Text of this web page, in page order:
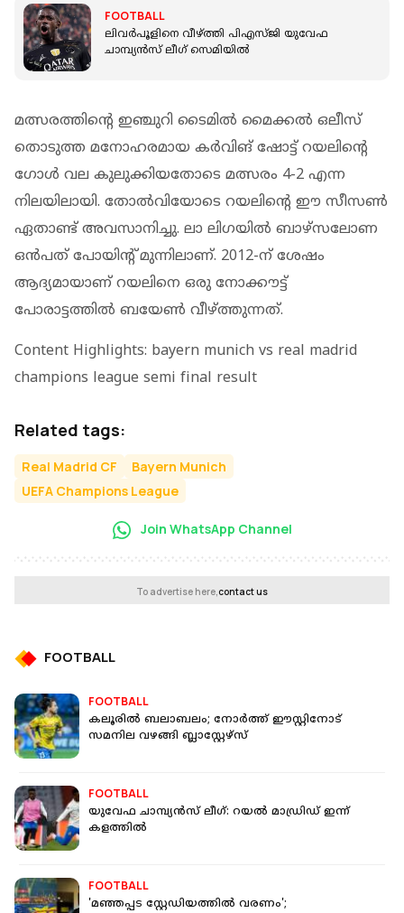
FOOTBALL
ലിവർപൂളിനെ വീഴ്ത്തി പിഎസ്ജി യുവേഫ
ചാമ്പ്യൻസ് ലീഗ് സെമിയിൽ
മത്സരത്തിന്റെ ഇഞ്ചുറി ടൈമിൽ മൈക്കൽ ഒലീസ്
തൊടുത്ത മനോഹരമായ കർവിങ് ഷോട്ട് റയലിന്റെ
ഗോൾ വല കുലുക്കിയതോടെ മത്സരം 4-2 എന്ന
നിലയിലായി. തോൽവിയോടെ റയലിന്റെ ഈ സീസൺ
ഏതാണ്ട് അവസാനിച്ചു. ലാ ലിഗയിൽ ബാഴ്‌സലോണ
ഒൻപത് പോയിന്റ് മുന്നിലാണ്. 2012-ന് ശേഷം
ആദ്യമായാണ് റയലിനെ ഒരു നോക്കൗട്ട്
പോരാട്ടത്തിൽ ബയേൺ വീഴ്ത്തുന്നത്.
Content Highlights: bayern munich vs real madrid
champions league semi final result
Related tags:
Real Madrid CF
Bayern Munich
UEFA Champions League
Join WhatsApp Channel
To advertise here,contact us
FOOTBALL
FOOTBALL
കലൂരിൽ ബലാബലം; നോർത്ത് ഈസ്റ്റിനോട്
സമനില വഴങ്ങി ബ്ലാസ്റ്റേഴ്‌സ്
FOOTBALL
യുവേഫ ചാമ്പ്യൻസ് ലീഗ്: റയൽ മാഡ്രിഡ് ഇന്ന്
കളത്തിൽ
FOOTBALL
'മഞ്ഞപ്പട‌‌ സ്റ്റേഡിയത്തിൽ വരണം';